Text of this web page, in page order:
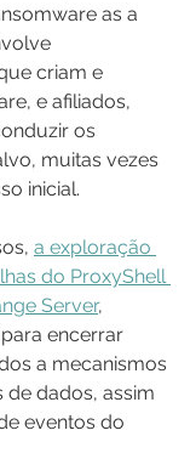
as a
criam e
e afiliados,
os
muitas vezes
inicial.
a exploração
do ProxyShell
Server,
encerrar
a mecanismos
de dados, assim
eventos do